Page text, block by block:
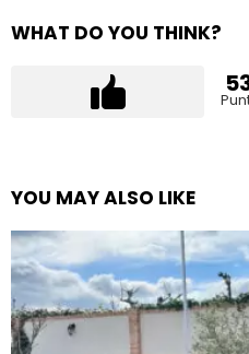
WHAT DO YOU THINK?
YOU MAY ALSO LIKE